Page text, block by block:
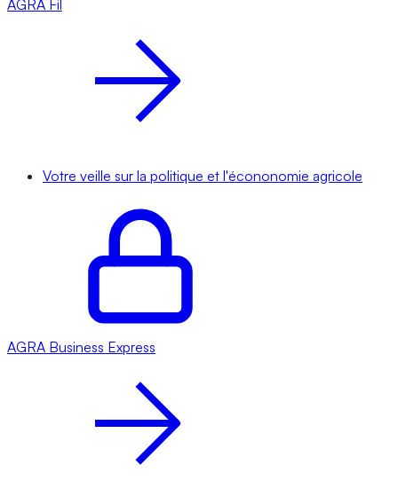
AGRA Fil
Votre veille sur la politique et l'écononomie agricole
AGRA Business Express